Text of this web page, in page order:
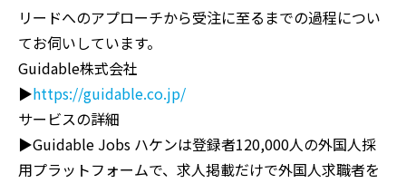
リードへのアプローチから受注に至るまでの過程につい
てお伺いしています。
Guidable株式会社
▶︎https://guidable.co.jp/
サービスの詳細
▶︎Guidable Jobs ハケンは登録者120,000人の外国人採
用プラットフォームで、求人掲載だけで外国人求職者を